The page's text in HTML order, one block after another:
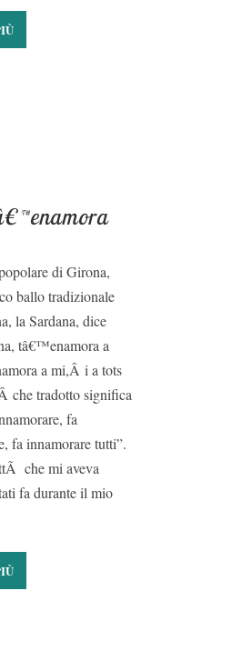
di Girona,
ballo tradizionale
la Sardana, dice
tâ€™enamora a
a mi,Â i a tots
che tradotto significa
fa
fa innamorare tutti”.
che mi aveva
fa durante il mio